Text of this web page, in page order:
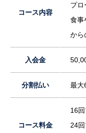
コース内容
プロ
食事
から
入会金
分割払い 最大
コース料金
16
24